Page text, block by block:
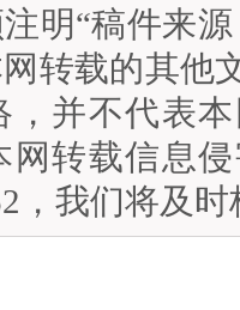
明“稿件来
转载的其他
，并不代表
网转载信息
，我们将及